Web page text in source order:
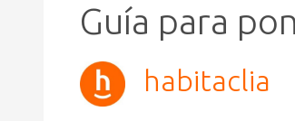
Guía para
habitaclia